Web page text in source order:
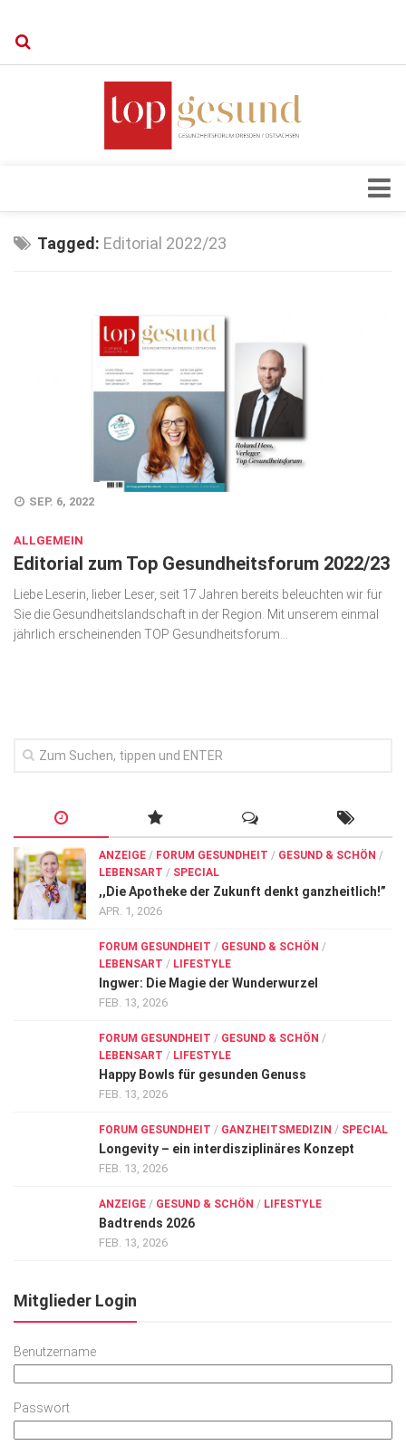
Verkaufsstellen
Kontakt, Impressum und Rechtliche Angaben
Datenschutzerklärung
Schönheit & Wohlbefinden
Wirtschaft, Recht, Finanzen
Zahn, Mund, Kiefer
Forum Gesundheit
Sehen
Innovationen
Kampf gegen Krebs
Tagged: Editorial 2022/23
SEP. 6, 2022
ALLGEMEIN
Editorial zum Top Gesundheitsforum 2022/23
Liebe Leserin, lieber Leser, seit 17 Jahren bereits beleuchten wir für
Sie die Gesundheitslandschaft in der Region. Mit unserem einmal
jährlich erscheinenden TOP Gesundheitsforum...
ANZEIGE / FORUM GESUNDHEIT / GESUND & SCHÖN /
LEBENSART / SPECIAL
,,Die Apotheke der Zukunft denkt ganzheitlich!”
APR. 1, 2026
FORUM GESUNDHEIT / GESUND & SCHÖN /
LEBENSART / LIFESTYLE
Ingwer: Die Magie der Wunderwurzel
FEB. 13, 2026
FORUM GESUNDHEIT / GESUND & SCHÖN /
LEBENSART / LIFESTYLE
Happy Bowls für gesunden Genuss
FEB. 13, 2026
FORUM GESUNDHEIT / GANZHEITSMEDIZIN / SPECIAL
Longevity – ein interdisziplinäres Konzept
FEB. 13, 2026
ANZEIGE / GESUND & SCHÖN / LIFESTYLE
Badtrends 2026
FEB. 13, 2026
Mitglieder Login
Benutzername
Passwort